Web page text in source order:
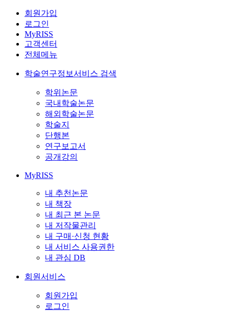
회원가입
로그인
MyRISS
고객센터
전체메뉴
학술연구정보서비스 검색
학위논문
국내학술논문
해외학술논문
학술지
단행본
연구보고서
공개강의
MyRISS
내 추천논문
내 책장
내 최근 본 논문
내 저작물관리
내 구매·신청 현황
내 서비스 사용권한
내 관심 DB
회원서비스
회원가입
로그인